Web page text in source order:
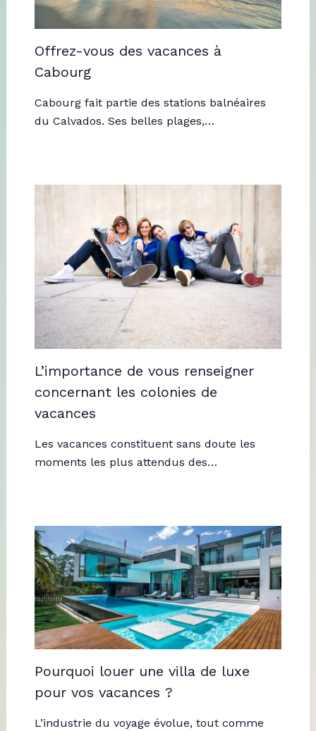
Offrez-vous des vacances à
Cabourg
Cabourg fait partie des stations balnéaires
du Calvados. Ses belles plages,…
L’importance de vous renseigner
concernant les colonies de
vacances
Les vacances constituent sans doute les
moments les plus attendus des…
Pourquoi louer une villa de luxe
pour vos vacances ?
L’industrie du voyage évolue, tout comme